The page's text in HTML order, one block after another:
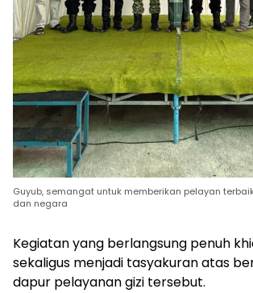
Guyub, semangat untuk memberikan pelayan
dan negara
Kegiatan yang berlangsung penuh
sekaligus menjadi tasyakuran atas
dapur pelayanan gizi tersebut.